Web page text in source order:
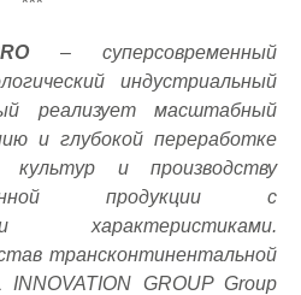
– суперсовременный
индустриальный
реализует масштабный
и глубокой переработке
культур и производству
продукции c
характеристиками.
трансконтинентальной
INNOVATION GROUP Group